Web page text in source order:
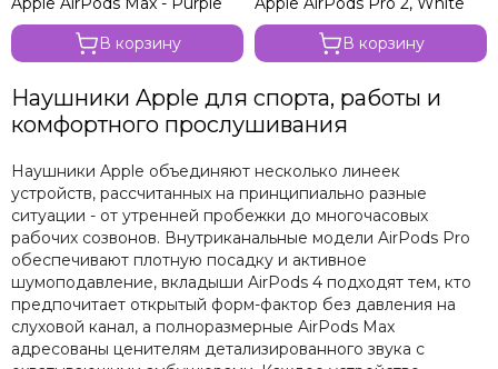
В корзину
В корзину
Наушники Apple для спорта, работы и
комфортного прослушивания
Наушники Apple объединяют несколько линеек
устройств, рассчитанных на принципиально разные
ситуации - от утренней пробежки до многочасовых
рабочих созвонов. Внутриканальные модели AirPods Pro
обеспечивают плотную посадку и активное
шумоподавление, вкладыши AirPods 4 подходят тем, кто
предпочитает открытый форм-фактор без давления на
слуховой канал, а полноразмерные AirPods Max
адресованы ценителям детализированного звука с